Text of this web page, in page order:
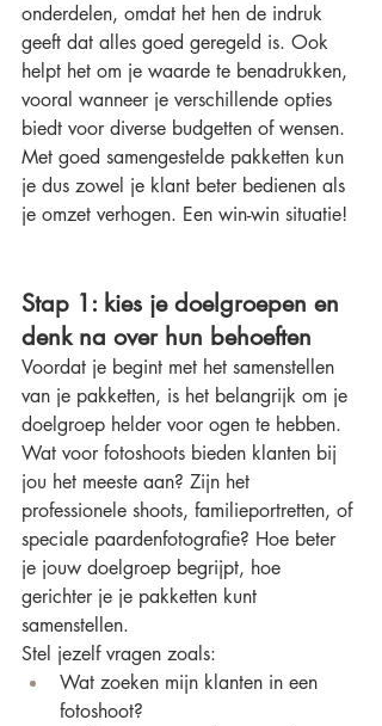
onderdelen, omdat het hen de indruk
geeft dat alles goed geregeld is. Ook
helpt het om je waarde te benadrukken,
vooral wanneer je verschillende opties
biedt voor diverse budgetten of wensen.
Met goed samengestelde pakketten kun
je dus zowel je klant beter bedienen als
je omzet verhogen. Een win-win situatie!
Stap 1: kies je doelgroepen en
denk na over hun behoeften
Voordat je begint met het samenstellen
van je pakketten, is het belangrijk om je
doelgroep helder voor ogen te hebben.
Wat voor fotoshoots bieden klanten bij
jou het meeste aan? Zijn het
professionele shoots, familieportretten, of
speciale paardenfotografie? Hoe beter
je jouw doelgroep begrijpt, hoe
gerichter je je pakketten kunt
samenstellen.
Stel jezelf vragen zoals:
Wat zoeken mijn klanten in een
fotoshoot?